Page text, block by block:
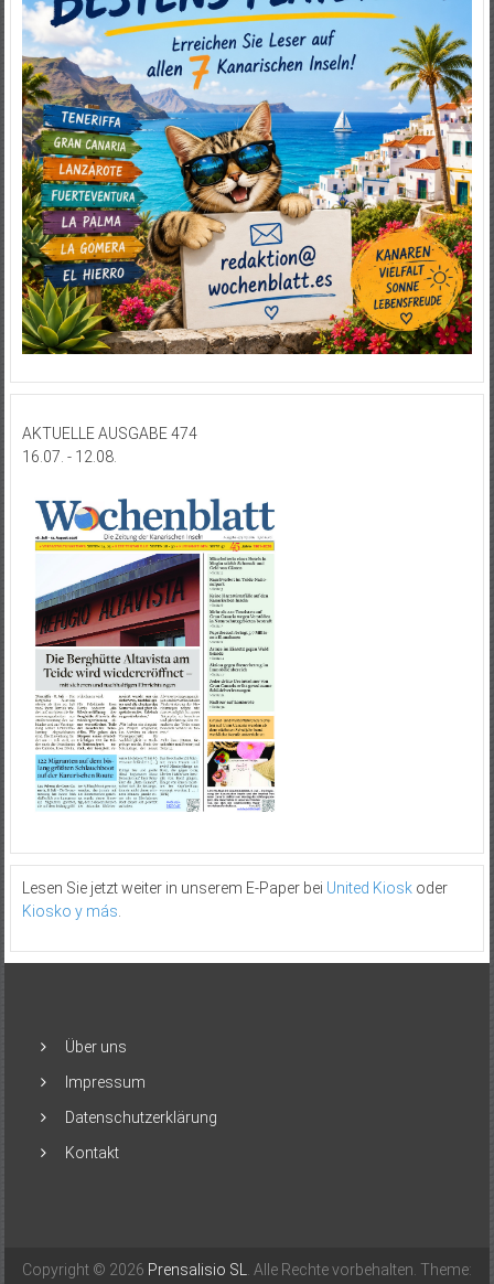
AKTUELLE AUSGABE 474
16.07. - 12.08.
Lesen Sie jetzt weiter in unserem E-Paper bei United Kioskoder
Kiosko y más
Über uns
Impressum
Datenschutzerklärung
Kontakt
Copyright © 2026 Prensalisio SL
. Alle Rechte vorbehalten. Theme: